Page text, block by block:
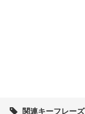
関連キーフレーズ